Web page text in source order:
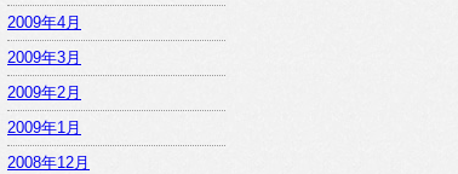
2009年4月
2009年3月
2009年2月
2009年1月
2008年12月